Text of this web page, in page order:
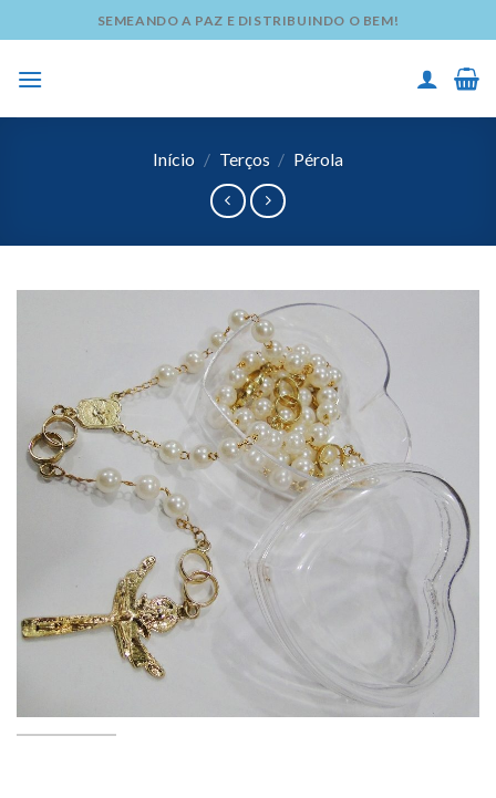
to
content
SEMEANDO A PAZ E DISTRIBUINDO O BEM!
Início / Terços / Pérola